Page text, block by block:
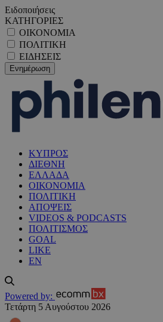
Ειδοποιήσεις
ΚΑΤΗΓΟΡΙΕΣ
ΟΙΚΟΝΟΜΙΑ
ΠΟΛΙΤΙΚΗ
ΕΙΔΗΣΕΙΣ
ΚΥΠΡΟΣ
ΔΙΕΘΝΗ
ΕΛΛΑΔΑ
ΟΙΚΟΝΟΜΙΑ
ΠΟΛΙΤΙΚΗ
ΑΠΟΨΕΙΣ
VIDEOS & PODCASTS
ΠΟΛΙΤΙΣΜΟΣ
GOAL
LIKE
EN
Powered by:
Τετάρτη 5 Αυγούστου 2026